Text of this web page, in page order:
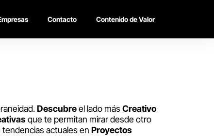
Contacto Contenido de Valor
Descubreel lado más Creativo
que te permitan mirar desde otro
actuales en Proyectos